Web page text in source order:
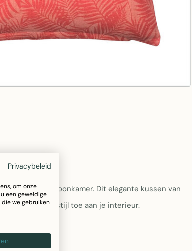
voor elke woonkamer. Dit elegante kussen van
comfort en stijl toe aan je interieur.
Privacybeleid
om onze
een geweldige
we gebruiken